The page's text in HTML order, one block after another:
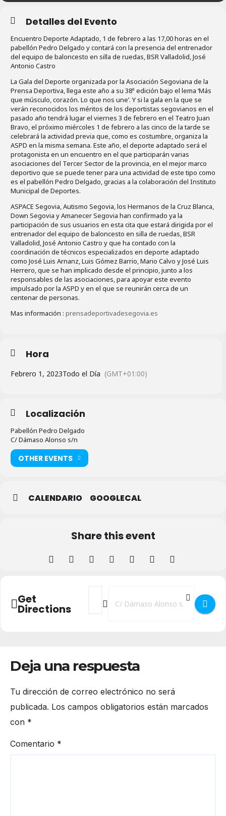
Detalles del Evento
Encuentro Deporte Adaptado, 1 de febrero a las 17,00 horas en el
pabellón Pedro Delgado y contará con la presencia del entrenador
del equipo de baloncesto en silla de ruedas, BSR Valladolid, José
Antonio Castro
La Gala del Deporte organizada por la Asociación Segoviana de la
Prensa Deportiva, llega este año a su 38ª edición bajo el lema ‘Más
que músculo, corazón. Lo que nos une’. Y si la gala en la que se
verán reconocidos los méritos de los deportistas segovianos en el
pasado año tendrá lugar el viernes 3 de febrero en el Teatro Juan
Bravo, el próximo miércoles 1 de febrero a las cinco de la tarde se
celebrará la actividad previa que, como es costumbre, organiza la
ASPD en la misma semana. Este año, el deporte adaptado será el
protagonista en un encuentro en el que participarán varias
asociaciones del Tercer Sector de la provincia, en el mejor marco
deportivo que se puede tener para una actividad de este tipo como
es el pabellón Pedro Delgado, gracias a la colaboración del Instituto
Municipal de Deportes.
ASPACE Segovia, Autismo Segovia, los Hermanos de la Cruz Blanca,
Down Segovia y Amanecer Segovia han confirmado ya la
participación de sus usuarios en esta cita que estará dirigida por el
entrenador del equipo de baloncesto en silla de ruedas, BSR
Valladolid, José Antonio Castro y que ha contado con la
coordinación de técnicos especializados en deporte adaptado
como José Luis Arnanz, Luis Gómez Barrio, Mario Calvo y José Luis
Herrero, que se han implicado desde el principio, junto a los
responsables de las asociaciones, para apoyar este evento
impulsado por la ASPD y en el que se reunirán cerca de un
centenar de personas.
Mas información : prensadeportivadesegovia.es
Hora
Febrero 1, 2023Todo el Día (GMT+01:00)
Localización
Pabellón Pedro Delgado
C/ Dámaso Alonso s/n
OTHER EVENTS
CALENDARIO GOOGLECAL
Share this event
Get
Directions
Address - Encuentro Deporte Adaptado []
Destination Address - Encuentro
Deja una respuesta
Tu dirección de correo electrónico no será
publicada. Los campos obligatorios están marcados
con *
Comentario *